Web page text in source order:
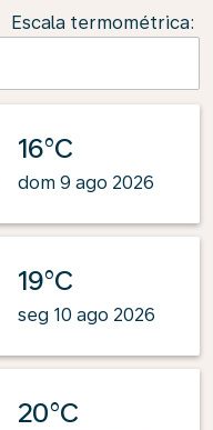
Escala termométrica:
16°C
dom 9 ago 2026
19°C
seg 10 ago 2026
20°C